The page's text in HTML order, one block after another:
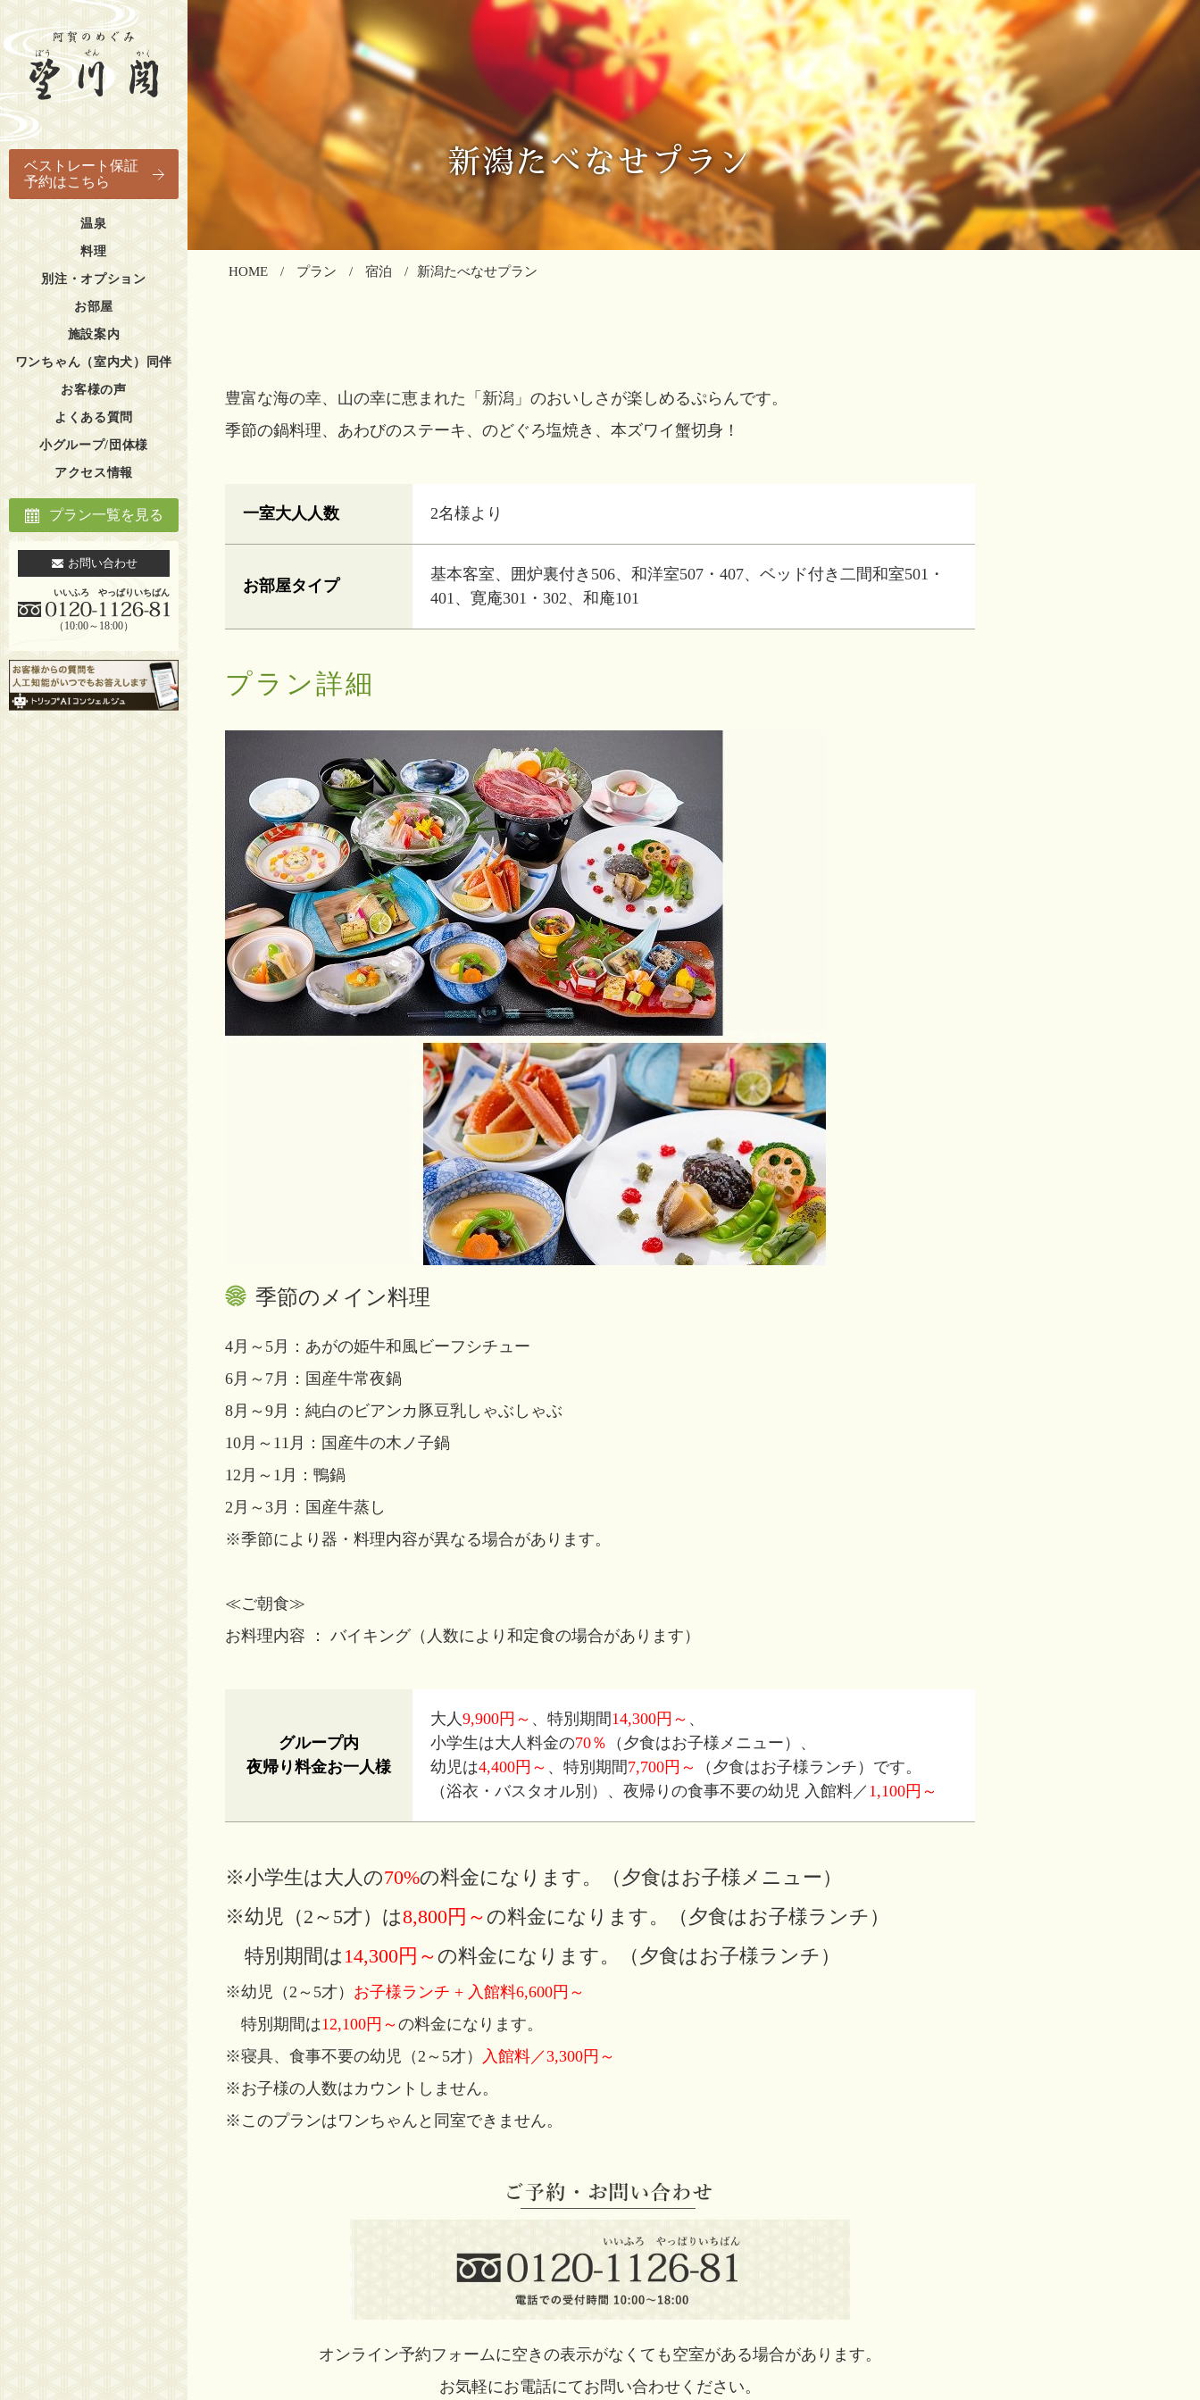
ベストレート保証
予約はこちら
温泉
料理
別注・オプション
お部屋
施設案内
ワンちゃん（室内犬）同伴
お客様の声
よくある質問
小グループ/団体様
アクセス情報
プラン一覧を見る
お問い合わせ
いいふろ やっぱりいちばん
（10:00～18:00）
新潟たべなせプラン
HOME プラン 宿泊 新潟たべなせプラン
豊富な海の幸、山の幸に恵まれた「新潟」のおいしさが楽しめるぷらんです。
季節の鍋料理、あわびのステーキ、のどぐろ塩焼き、本ズワイ蟹切身！
一室大人人数 2名様より
お部屋タイプ
基本客室、囲炉裏付き506、和洋室507・407、ベッド付き二間和室501・
401、寛庵301・302、和庵101
プラン詳細
季節のメイン料理
4月～5月：あがの姫牛和風ビーフシチュー
6月～7月：国産牛常夜鍋
8月～9月：純白のビアンカ豚豆乳しゃぶしゃぶ
10月～11月：国産牛の木ノ子鍋
12月～1月：鴨鍋
2月～3月：国産牛蒸し
※季節により器・料理内容が異なる場合があります。
≪ご朝食≫
お料理内容 ： バイキング（人数により和定食の場合があります）
グループ内
夜帰り料金お一人様
大人9,900円～ 、特別期間14,300円～ 、
小学生は大人料金の70％ （夕食はお子様メニュー）、
幼児は4,400円～ 、特別期間7,700円～
（夕食はお子様ランチ）です。
（浴衣・バスタオル別）、夜帰りの食事不要の幼児 入館料／ 1,100円～
※小学生は大人の70%の料金になります。（夕食はお子様メニュー）
※幼児（2～5才）は8,800円～の料金になります。（夕食はお子様ランチ）
特別期間は 14,300円～の料金になります。（夕食はお子様ランチ）
※幼児（2～5才） お子様ランチ + 入館料6,600円～
特別期間は12,100円～ の料金になります。
※寝具、食事不要の幼児（2～5才）
入館料／3,300円～
※お子様の人数はカウントしません。
※このプランはワンちゃんと同室できません。
オンライン予約フォームに空きの表示がなくても空室がある場合があります。
お気軽にお電話にてお問い合わせください。